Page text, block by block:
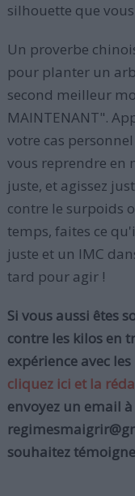
silhouette que
Un proverbe
pour planter un
second meilleur
MAINTENANT".
votre cas
vous reprendre en
juste, et agissez
contre le surpoids
temps, faites ce
juste et un IMC
tard pour agir !
Si vous aussi êtes
contre les kilos en
expérience avec
cliquez ici et la
envoyez un email
souhaitez